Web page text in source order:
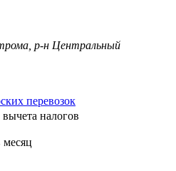
р-н Центральный
перевозок
вычета налогов